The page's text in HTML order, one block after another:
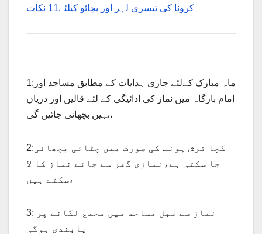
کرونا کی تیسری لہر اور بچائو کیلئے11 نکات
1:ماہ مبارک کےلئے جاری ہدایات کے مطابق مساجد اور
امام بارگاہ میں نماز کی ادائیگی کے لئے قالین اور دریاں
نہیں بچھائی جائیں گی،
2:کچا فرش ہونے کی صورت میں چٹائی بچھائی
جا سکتی ہے،نمازی گھر سے جائے نماز کا لا
سکتے ہیں،
3: نماز سے قبل مساجد میں مجمع لگانے پر
پابندی ہوگی